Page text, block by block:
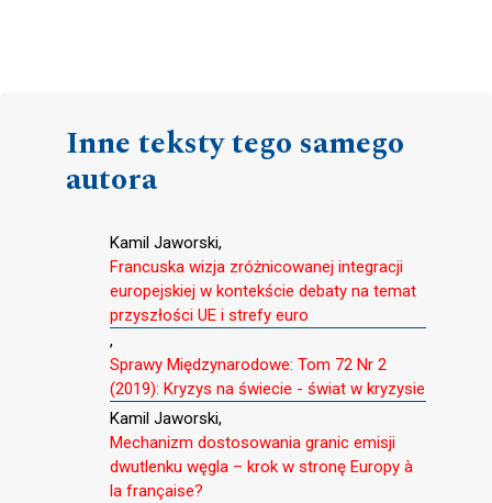
Inne teksty tego samego
autora
Kamil Jaworski,
Francuska wizja zróżnicowanej integracji
europejskiej w kontekście debaty na temat
przyszłości UE i strefy euro
,
Sprawy Międzynarodowe: Tom 72 Nr 2
(2019): Kryzys na świecie - świat w kryzysie
Kamil Jaworski,
Mechanizm dostosowania granic emisji
dwutlenku węgla – krok w stronę Europy à
la française?